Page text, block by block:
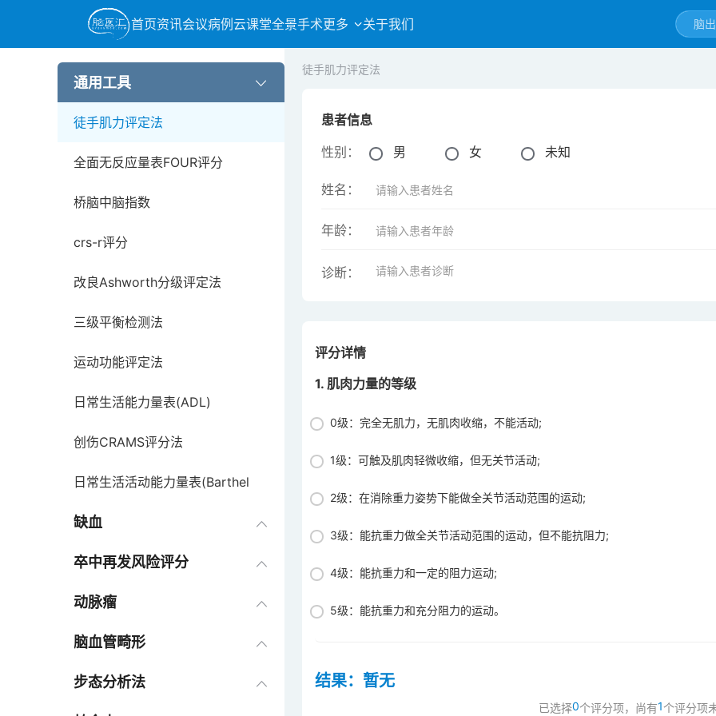
首页资讯会议病例 云课堂全景手术更多 关于我们
通用工具
oa颈髓损伤评分
Brunnstrom偏瘫功能评价法
徒手肌力评定法
全面无反应量表FOUR评分
桥脑中脑指数
crs-r评分
改良Ashworth分级评定法
三级平衡检测法
运动功能评定法
日常生活能力量表(ADL)
创伤CRAMS评分法
日常生活活动能力量表(Barthel
Index，BI)
创伤指数(TI)
ASIA损伤分级
ICH评分量表
脊髓损伤严重程度Frankel功能分
缺血
卒中再发风险评分
动脉瘤
脑血管畸形
步态分析法
徒手肌力评定法
患者信息
性别：
男 女 未知
姓名：
年龄：
诊断：
评分详情
1. 肌肉力量的等级
0级：完全无肌力，无肌肉收缩，不能活动;
1级：可触及肌肉轻微收缩，但无关节活动;
2级：在消除重力姿势下能做全关节活动范围的运动;
3级：能抗重力做全关节活动范围的运动，但不能抗阻力;
4级：能抗重力和一定的阻力运动;
5级：能抗重力和充分阻力的运动。
结果： 暂无
已选择0个评分项，尚有1个评分项